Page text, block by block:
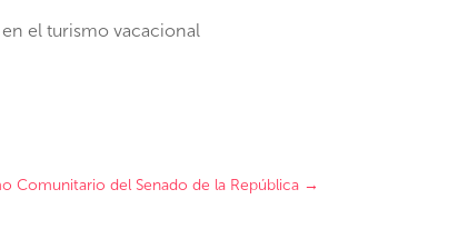
el turismo vacacional
Comunitario del Senado de la República→